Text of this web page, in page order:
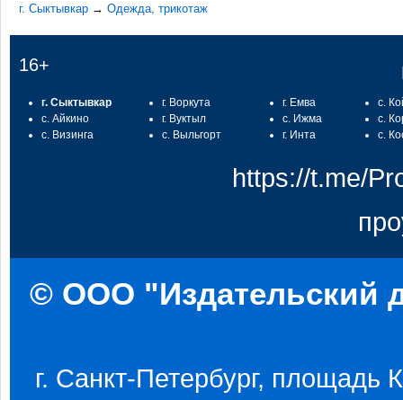
г. Сыктывкар → Одежда, трикотаж
16+
г. Сыктывкар
с. Айкино
с. Визинга
г. Воркута
г. Вуктыл
с. Выльгорт
г. Емва
с. Ижма
г. Инта
с.
с.
с.
https://t.me/
© ООО "Издательский
г. Санкт-Петербург, площадь